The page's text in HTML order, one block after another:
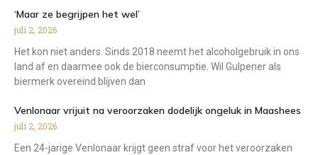
‘Maar ze begrijpen het wel’
juli 2, 2026
Het kon niet anders. Sinds 2018 neemt het alcoholgebruik in ons
land af en daarmee ook de bierconsumptie. Wil Gulpener als
biermerk overeind blijven dan
Venlonaar vrijuit na veroorzaken dodelijk ongeluk in Maashees
juli 2, 2026
Een 24-jarige Venlonaar krijgt geen straf voor het veroorzaken